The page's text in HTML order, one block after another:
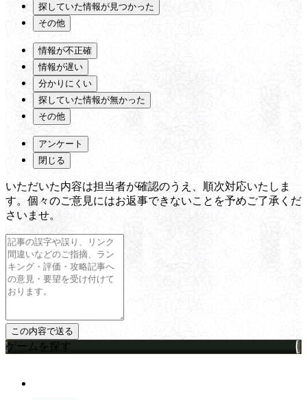
探していた情報が見つかった
その他
情報が不正確
情報が遅い
分かりにくい
探していた情報が無かった
その他
アンケート
閉じる
いただいた内容は担当者が確認のうえ、順次対応いたしま
す。個々のご意見にはお返事できないことを予めご了承くだ
さいませ。
ゲームを探す